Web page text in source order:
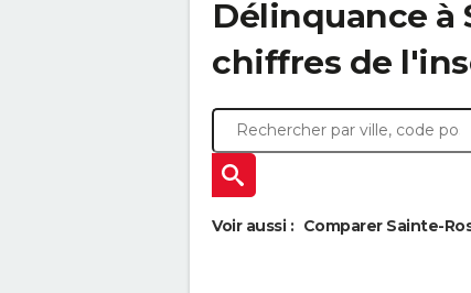
Délinquance à
chiffres de
Voir aussi : Comparer Sainte-